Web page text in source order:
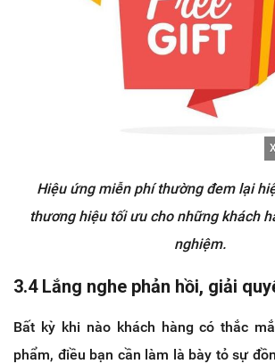
Hiệu ứng miễn phí thường đem lại
thương hiệu tối ưu cho những khách
nghiệm.
3.4 Lắng nghe phản hồi, giải
Bất kỳ khi nào khách hàng có thắc
phẩm, điều bạn cần làm là bày tỏ sự